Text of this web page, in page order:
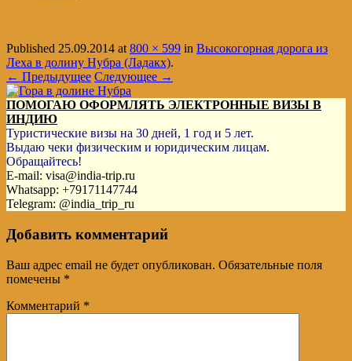
Published 25.09.2014 at800 × 599 in Высокогорная дорога из
Леха в долину Нубра (Ладакх).
← Предыдущее Следующее →
ПОМОГАЮ ОФОРМЛЯТЬ ЭЛЕКТРОННЫЕ ВИЗЫ В
ИНДИЮ
Туристические визы на 30 дней, 1 год и 5 лет.
Выдаю чеки физическим и юридическим лицам.
Обращайтесь!
E-mail: visa@india-trip.ru
Whatsapp: +79171147744
Telegram: @india_trip_ru
Добавить комментарий
Ваш адрес email не будет опубликован. Обязательные поля
помечены *
Комментарий *